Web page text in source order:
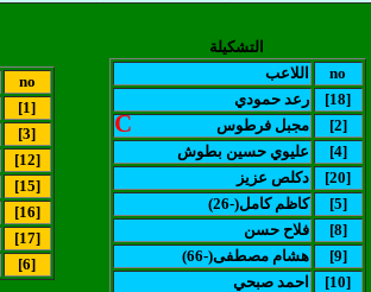
اللاعب
no
رعد حمودي
[18]
مجبل فرطوس
[2]
عليوي حسين بطوش
[4]
دكلص عزيز
[20]
(كاظم كامل(-26
[5]
فلاح حسن
[8]
(هشام مصطفى(-66
[9]
احمد صبحي
[10]
التشكيلة
no
[1]
[3]
[12]
[15]
[16]
[17]
[6]
C